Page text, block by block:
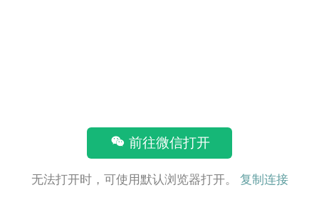
前往微信打开
无法打开时，可使用默认浏览器打开。 复制连接